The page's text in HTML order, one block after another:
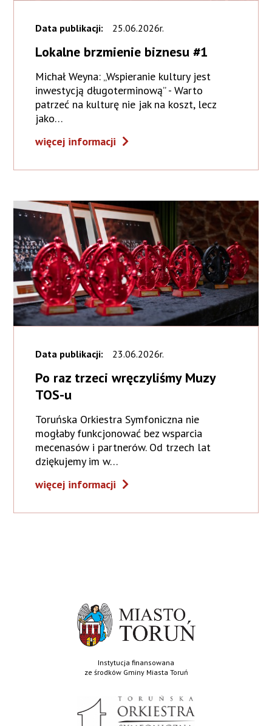
Data publikacji: 25.06.2026r.
Lokalne brzmienie biznesu #1
Michał Weyna: „Wspieranie kultury jest
inwestycją długoterminową” - Warto
patrzeć na kulturę nie jak na koszt, lecz
jako…
więcej informacji
Data publikacji: 23.06.2026r.
Po raz trzeci wręczyliśmy Muzy
TOS-u
Toruńska Orkiestra Symfoniczna nie
mogłaby funkcjonować bez wsparcia
mecenasów i partnerów. Od trzech lat
dziękujemy im w…
więcej informacji
Instytucja finansowana
ze środków Gminy Miasta Toruń